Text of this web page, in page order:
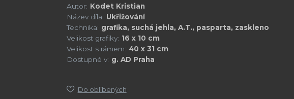
Autor: Kodet Kristian
Název díla: Ukřižování
Technika: grafika, suchá jehla, A.T., pasparta, zaskleno
Velikost grafiky: 16 x 10 cm
Velikost s rámem: 40 x 31 cm
Dostupné v: g. AD Praha
Do oblíbených